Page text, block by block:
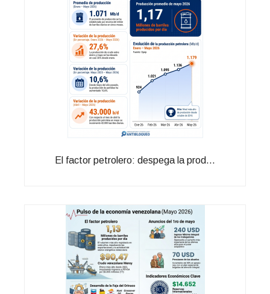
El factor petrolero: despega la prod...